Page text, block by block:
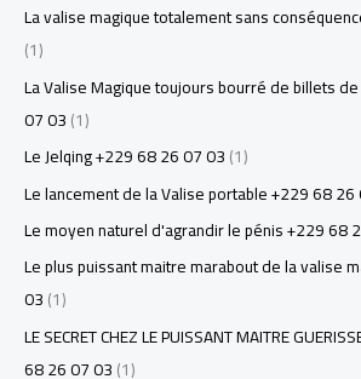
La valise magique totalement sans
(1)
La Valise Magique toujours bourré de billets
07 03(1)
Le Jelqing +229 68 26 07 03(1)
Le lancement de la Valise portable +229 68
Le moyen naturel d'agrandir le pénis +229 68
Le plus puissant maitre marabout de la valise
03(1)
LE SECRET CHEZ LE PUISSANT MAITRE
68 26 07 03(1)